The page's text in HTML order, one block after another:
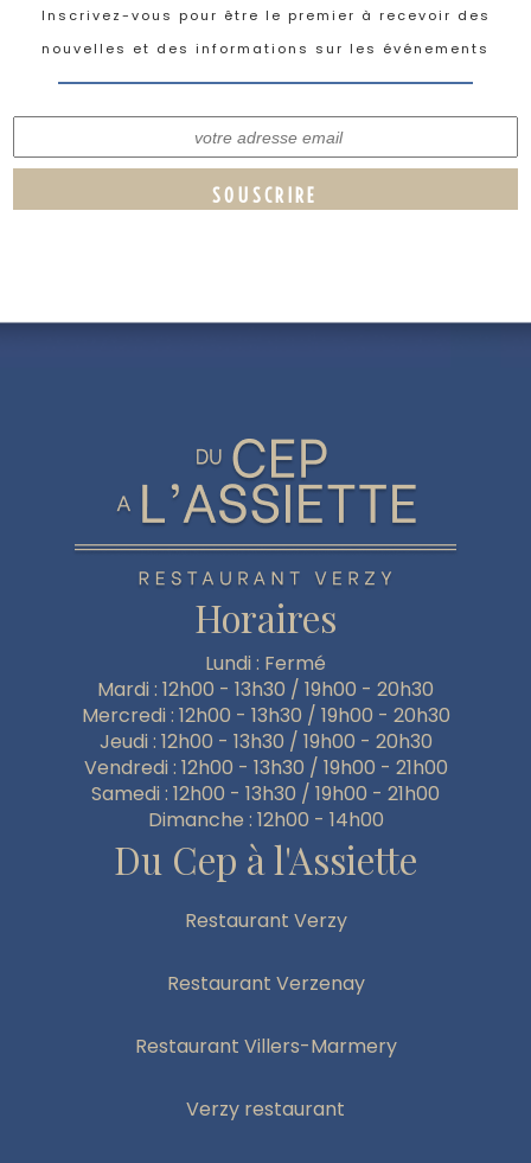
Inscrivez-vous pour être le premier à recevoir des
nouvelles et des informations sur les événements
SOUSCRIRE
Horaires
Lundi : Fermé
Mardi : 12h00 - 13h30 / 19h00 - 20h30
Mercredi : 12h00 - 13h30 / 19h00 - 20h30
Jeudi : 12h00 - 13h30 / 19h00 - 20h30
Vendredi : 12h00 - 13h30 / 19h00 - 21h00
Samedi : 12h00 - 13h30 / 19h00 - 21h00
Dimanche : 12h00 - 14h00
Du Cep à l'Assiette
Restaurant Verzy
Restaurant Verzenay
Restaurant Villers-Marmery
Verzy restaurant